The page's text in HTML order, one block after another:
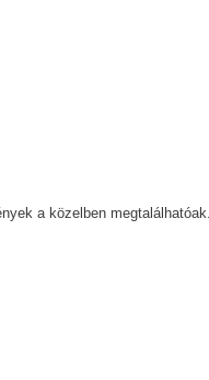
a közelben